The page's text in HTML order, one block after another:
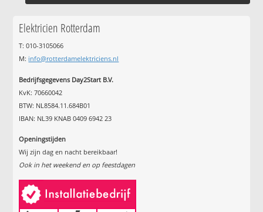
Elektricien Rotterdam
T: 010-3105066
M: info@rotterdamelektriciens.nl
Bedrijfsgegevens Day2Start B.V.
KvK: 70660042
BTW: NL8584.11.684B01
IBAN: NL39 KNAB 0409 6942 23
Openingstijden
Wij zijn dag en nacht bereikbaar!
Ook in het weekend en op feestdagen